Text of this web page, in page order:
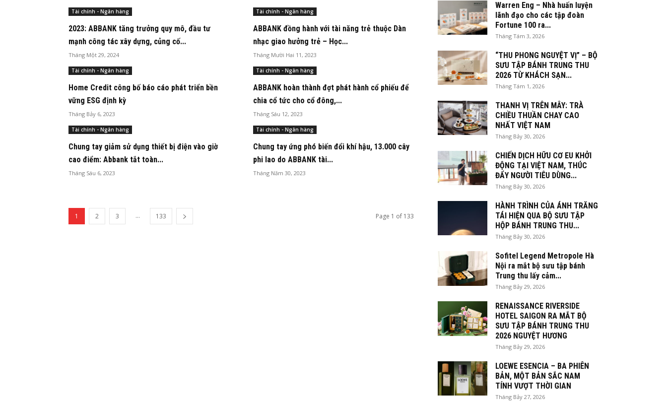
Tài chính - Ngân hàng
2023: ABBANK tăng trưởng quy mô, đầu tư
mạnh công tác xây dựng, củng cố...
Tháng Một 29, 2024
Tài chính - Ngân hàng
ABBANK đồng hành với tài năng trẻ thuộc Dàn
nhạc giao hưởng trẻ – Học...
Tháng Mười Hai 11, 2023
Tài chính - Ngân hàng
Home Credit công bố báo cáo phát triển bền
vững ESG định kỳ
Tháng Bảy 6, 2023
Tài chính - Ngân hàng
ABBANK hoàn thành đợt phát hành cổ phiếu để
chia cổ tức cho cổ đông,...
Tháng Sáu 12, 2023
Tài chính - Ngân hàng
Chung tay giảm sử dụng thiết bị điện vào giờ
cao điểm: Abbank tắt toàn...
Tháng Sáu 6, 2023
Tài chính - Ngân hàng
Chung tay ứng phó biến đổi khí hậu, 13.000 cây
phi lao do ABBANK tài...
Tháng Năm 30, 2023
1 2 3 ... 133 Page 1 of 133
Warren Eng – Nhà huấn luyện
lãnh đạo cho các tập đoàn
Fortune 100 ra...
Tháng Tám 3, 2026
“THU PHONG NGUYỆT VỊ” – BỘ
SƯU TẬP BÁNH TRUNG THU
2026 TỪ KHÁCH SẠN...
Tháng Tám 1, 2026
THANH VỊ TRÊN MÂY: TRÀ
CHIỀU THUẦN CHAY CAO
NHẤT VIỆT NAM
Tháng Bảy 30, 2026
CHIẾN DỊCH HỮU CƠ EU KHỞI
ĐỘNG TẠI VIỆT NAM, THÚC
ĐẨY NGƯỜI TIÊU DÙNG...
Tháng Bảy 30, 2026
HÀNH TRÌNH CỦA ÁNH TRĂNG
TÁI HIỆN QUA BỘ SƯU TẬP
HỘP BÁNH TRUNG THU...
Tháng Bảy 30, 2026
Sofitel Legend Metropole Hà
Nội ra mắt bộ sưu tập bánh
Trung thu lấy cảm...
Tháng Bảy 29, 2026
RENAISSANCE RIVERSIDE
HOTEL SAIGON RA MẮT BỘ
SƯU TẬP BÁNH TRUNG THU
2026 NGUYỆT HƯƠNG
Tháng Bảy 29, 2026
LOEWE ESENCIA – BA PHIÊN
BẢN, MỘT BẢN SẮC NAM
TÍNH VƯỢT THỜI GIAN
Tháng Bảy 27, 2026